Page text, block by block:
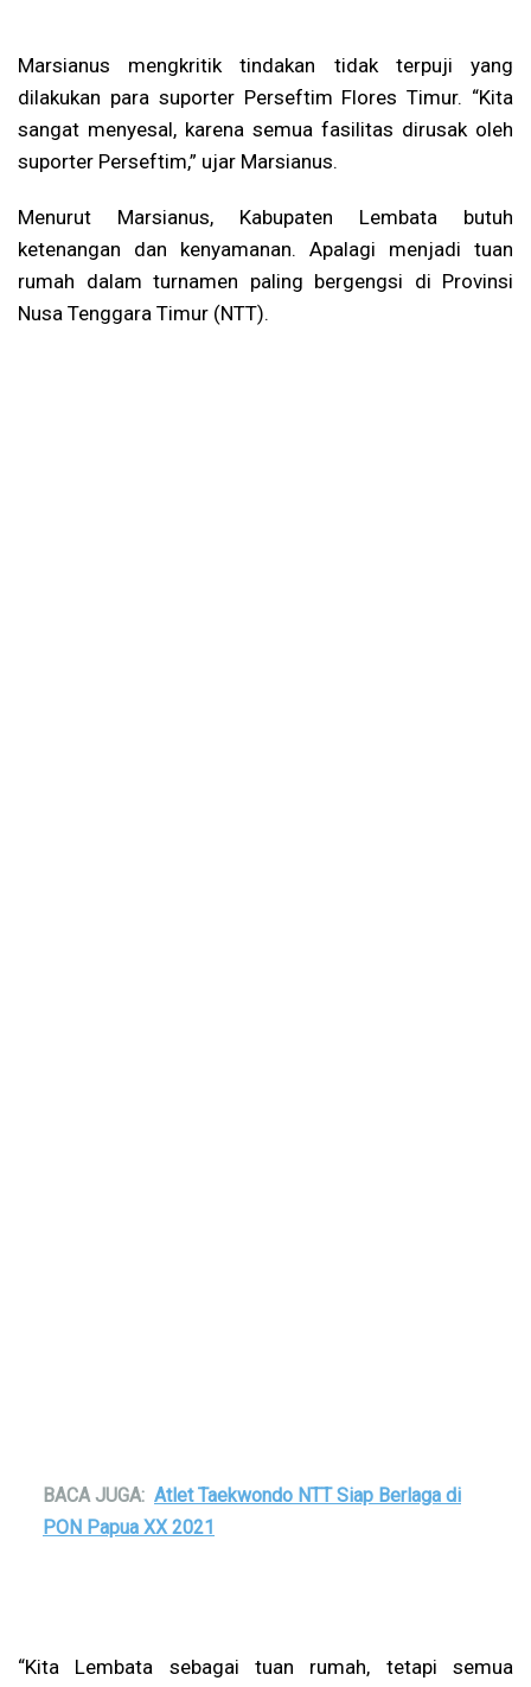
Marsianus mengkritik tindakan tidak terpuji yang
dilakukan para suporter Perseftim Flores Timur. “Kita
sangat menyesal, karena semua fasilitas dirusak oleh
suporter Perseftim,” ujar Marsianus.
Menurut Marsianus, Kabupaten Lembata butuh
ketenangan dan kenyamanan. Apalagi menjadi tuan
rumah dalam turnamen paling bergengsi di Provinsi
Nusa Tenggara Timur (NTT).
BACA JUGA: Atlet Taekwondo NTT Siap Berlaga di
PON Papua XX 2021
“Kita Lembata sebagai tuan rumah, tetapi semua